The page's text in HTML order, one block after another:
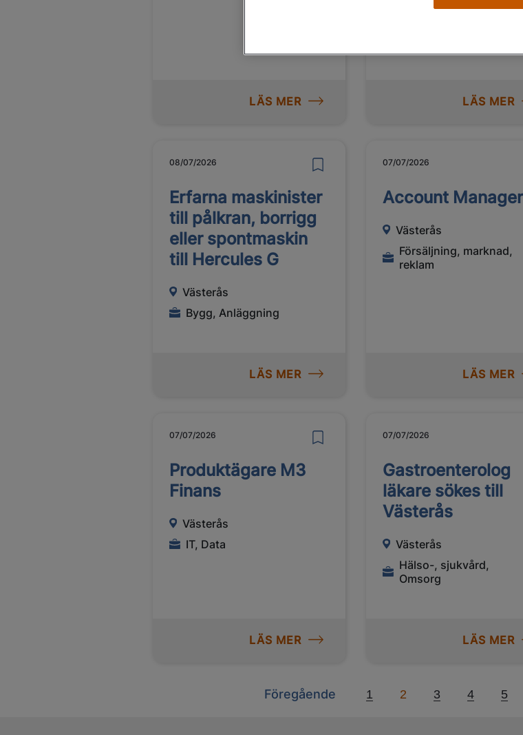
LÄS MER
Västerås
LÄS MER
08/07/2026
Erfarna maskinister
till pålkran, borrigg
eller spontmaskin
till Hercules G
Västerås
Bygg, Anläggning
LÄS MER
07/07/2026
Account Manager
Västerås
Försäljning, marknad,
reklam
LÄS MER
07/07/2026
Produktägare M3
Finans
Västerås
IT, Data
LÄS MER
07/07/2026
Gastroenterolog
läkare sökes till
Västerås
Västerås
Hälso-, sjukvård,
Omsorg
LÄS MER
Föregående
Previous 1 2 3 4 5